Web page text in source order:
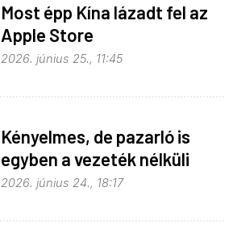
Most épp Kína lázadt fel az
Apple Store
monopolhelyzete ellen
2026. június 25., 11:45
Kényelmes, de pazarló is
egyben a vezeték nélküli
töltés
2026. június 24., 18:17